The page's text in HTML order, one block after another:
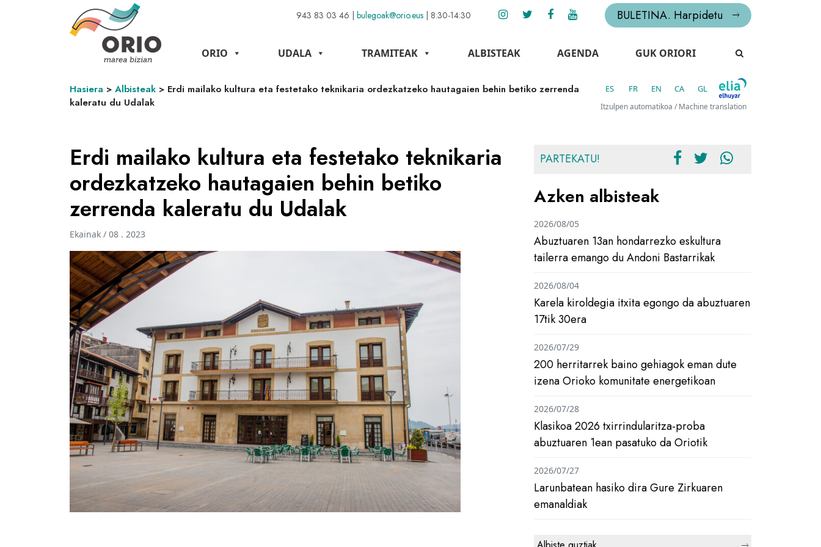
943 83 03 46 | bulegoak@orio.eus | 8:30-14:30 BULETINA. Harpidetu
ORIO UDALA TRAMITEAK ALBISTEAK AGENDA GUK ORIORI
Hasiera > Albisteak > Erdi mailako kultura eta festetako teknikaria ordezkatzeko hautagaien behin betiko zerrenda
kaleratu du Udalak
ES FR EN CA GL
Itzulpen automatikoa / Machine translation
Erdi mailako kultura eta festetako teknikaria
ordezkatzeko hautagaien behin betiko
zerrenda kaleratu du Udalak
Ekainak / 08 . 2023
PARTEKATU!
Azken albisteak
Abuztuaren 13an hondarrezko eskultura
tailerra emango du Andoni Bastarrikak
2026/08/05
Karela kiroldegia itxita egongo da abuztuaren
17tik 30era
2026/08/04
200 herritarrek baino gehiagok eman dute
izena Orioko komunitate energetikoan
2026/07/29
Klasikoa 2026 txirrindularitza-proba
abuztuaren 1ean pasatuko da Oriotik
2026/07/28
Larunbatean hasiko dira Gure Zirkuaren
emanaldiak
2026/07/27